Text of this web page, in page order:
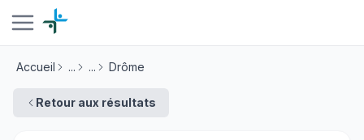
Accueil ... ... Drôme
Retour aux résultats